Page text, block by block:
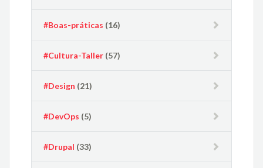
#Boas-práticas (16)
#Cultura-Taller (57)
#Design (21)
#DevOps (5)
#Drupal (33)